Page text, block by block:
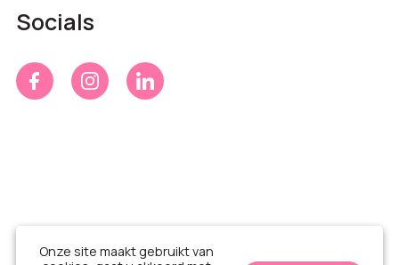
Socials
Onze site maakt gebruikt van